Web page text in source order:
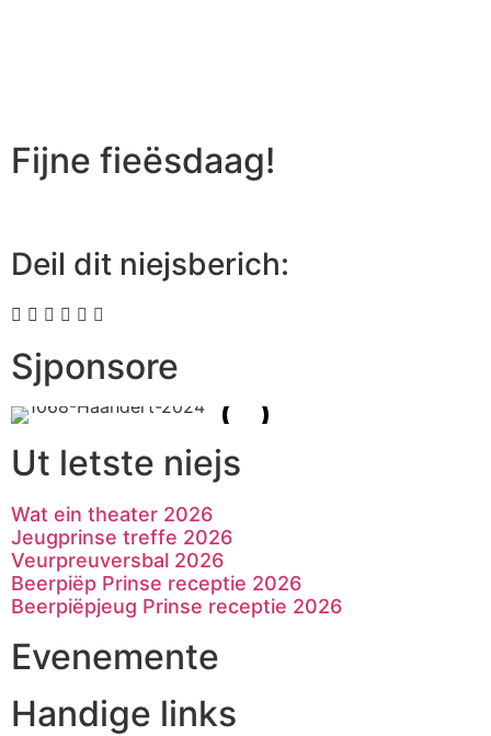
Fijne fieësdaag!
Deil dit niejsberich:
Sjponsore
Ut letste niejs
Wat ein theater 2026
Jeugprinse treffe 2026
Veurpreuversbal 2026
Beerpiëp Prinse receptie 2026
Beerpiëpjeug Prinse receptie 2026
Evenemente
Handige links